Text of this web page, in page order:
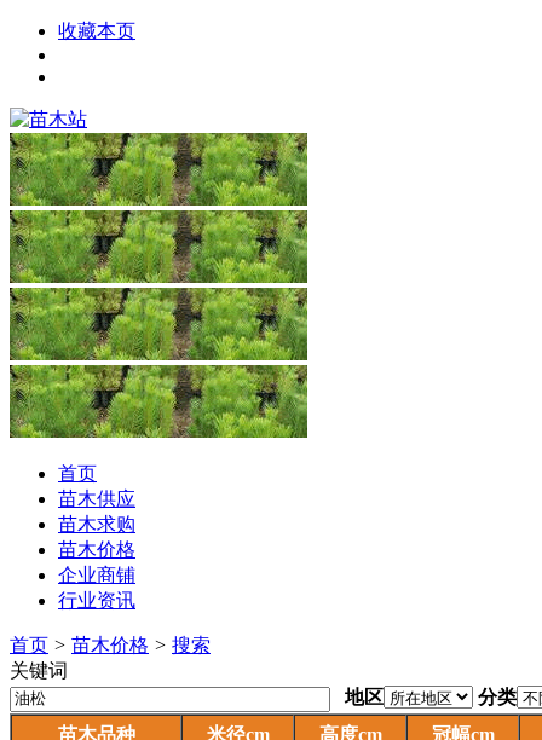
收藏本页
首页
苗木供应
苗木求购
苗木价格
企业商铺
行业资讯
首页 > 苗木价格 > 搜索
关键词
地区
分类
苗木品种
米径cm 高度cm 冠幅cm